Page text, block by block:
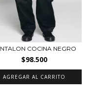
COCINA NEGRO
$98.500
AGREGAR AL CARRITO